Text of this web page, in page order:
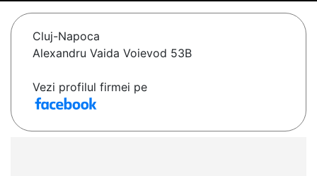
Cluj-Napoca
Alexandru Vaida Voievod 53B
Vezi profilul firmei pe